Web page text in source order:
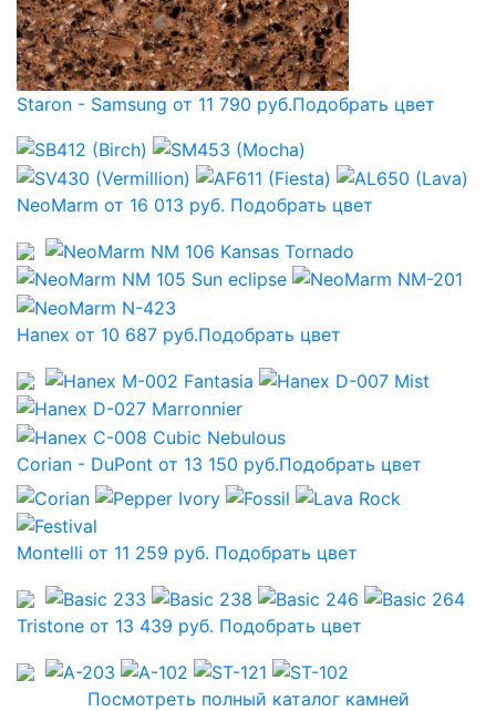
Staron - Samsung от 11 790 руб.Подобрать цвет
NeoMarm от 16 013 руб. Подобрать цвет
Hanex от 10 687 руб.Подобрать цвет
Corian - DuPont от 13 150 руб.Подобрать цвет
Montelli от 11 259 руб. Подобрать цвет
Tristone от 13 439 руб. Подобрать цвет
Посмотреть полный каталог камней